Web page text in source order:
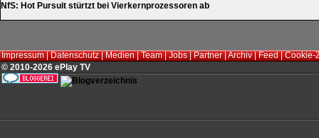
NfS: Hot Pursuit stürtzt bei Vierkernprozessoren ab
Impressum|Datenschutz|Medien|Team|Jobs|Partner|Archiv|Feed|Cookie-
© 2010-2026 ePlay TV